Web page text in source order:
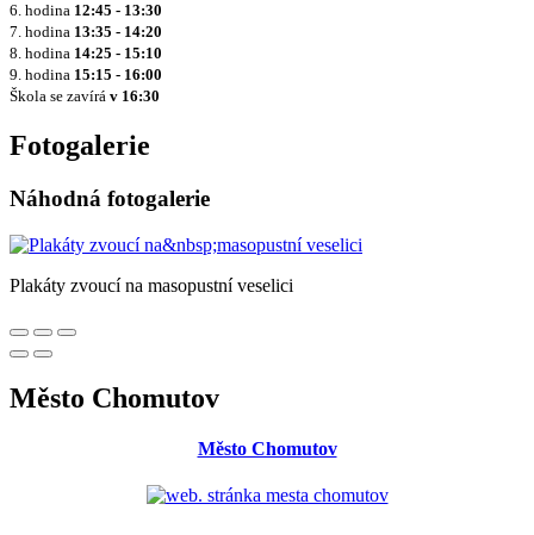
6. hodina 12:45 - 13:30
7. hodina 13:35 - 14:20
8. hodina 14:25 - 15:10
9. hodina 15:15 - 16:00
Škola se zavírá v 16:30
Fotogalerie
Náhodná fotogalerie
Plakáty zvoucí na masopustní veselici
Město Chomutov
Město Chomutov